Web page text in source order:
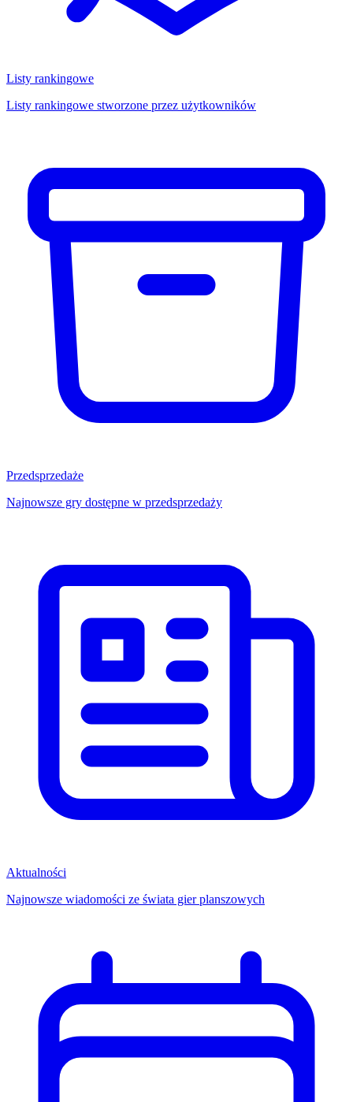
Listy rankingowe
Listy rankingowe stworzone przez użytkowników
Przedsprzedaże
Najnowsze gry dostępne w przedsprzedaży
Aktualności
Najnowsze wiadomości ze świata gier planszowych